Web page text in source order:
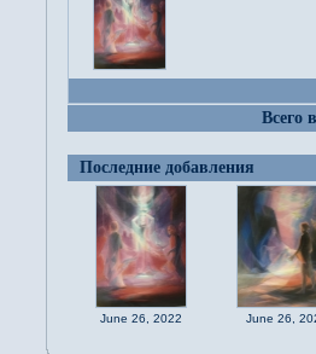
Всего
Последние добавления
June 26, 2022 June 26,